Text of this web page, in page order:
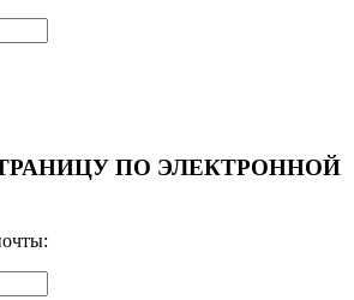
ПО ЭЛЕКТРОННОЙ